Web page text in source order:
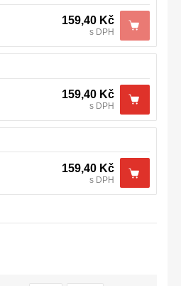
159,40 Kč
s DPH
159,40 Kč
s DPH
159,40 Kč
s DPH